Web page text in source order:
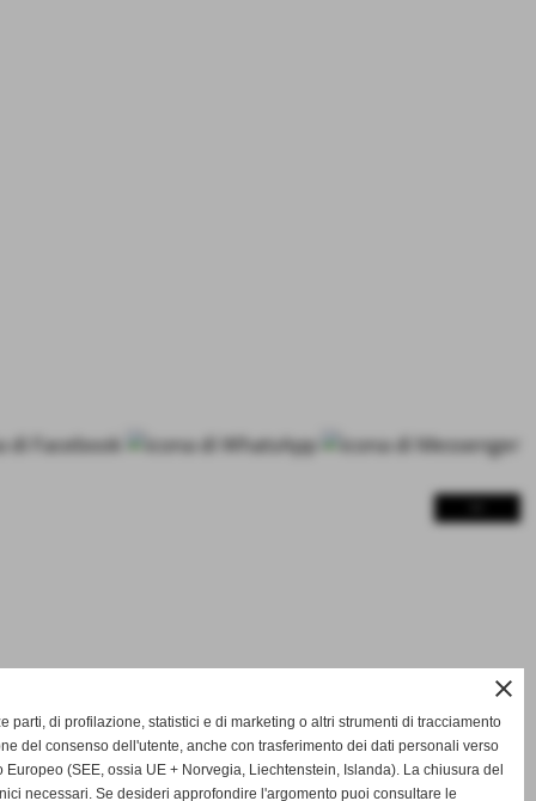
close
parti, di profilazione, statistici e di marketing o altri strumenti di tracciamento
del consenso dell'utente, anche con trasferimento dei dati personali verso
(SEE, ossia UE + Norvegia, Liechtenstein, Islanda). La chiusura del
necessari. Se desideri approfondire l'argomento puoi consultare le